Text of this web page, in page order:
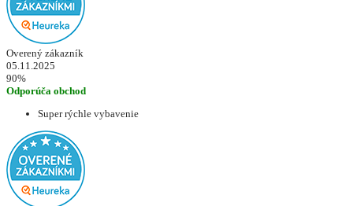
Overený zákazník
05.11.2025
90%
Odporúča obchod
Super rýchle vybavenie